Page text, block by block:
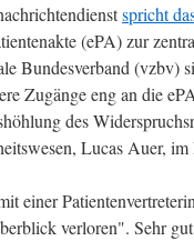
spricht
(ePA) zur
Bundesverband (vzbv)
Zugänge eng an die
des
Lucas Auer,
einer
verloren". Sehr gut